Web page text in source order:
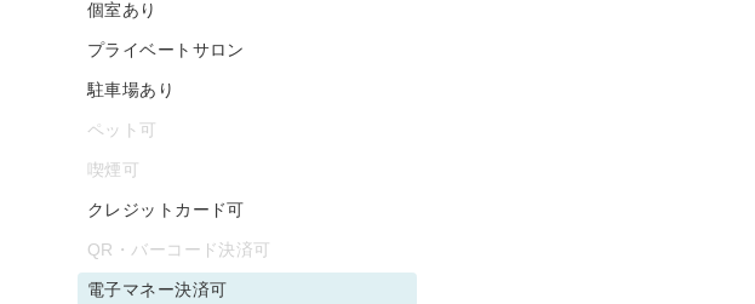
個室あり
プライベートサロン
駐車場あり
ペット可
喫煙可
クレジットカード可
QR・バーコード決済可
電子マネー決済可